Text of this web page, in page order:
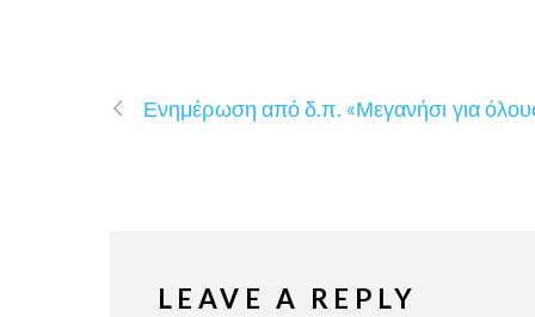
Ενημέρωση από δ.π. «Μεγανήσι για
LEAVE A REPLY